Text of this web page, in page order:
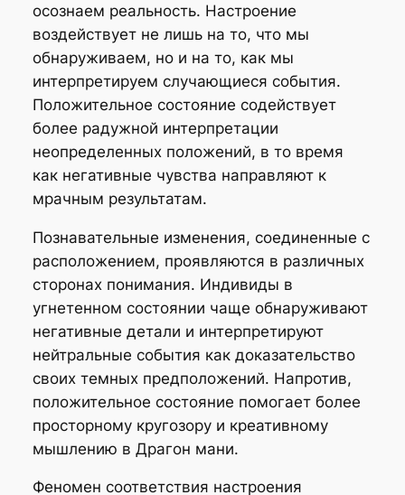
осознаем реальность. Настроение
воздействует не лишь на то, что мы
обнаруживаем, но и на то, как мы
интерпретируем случающиеся события.
Положительное состояние содействует
более радужной интерпретации
неопределенных положений, в то время
как негативные чувства направляют к
мрачным результатам.
Познавательные изменения, соединенные с
расположением, проявляются в различных
сторонах понимания. Индивиды в
угнетенном состоянии чаще обнаруживают
негативные детали и интерпретируют
нейтральные события как доказательство
своих темных предположений. Напротив,
положительное состояние помогает более
просторному кругозору и креативному
мышлению в Драгон мани.
Феномен соответствия настроения